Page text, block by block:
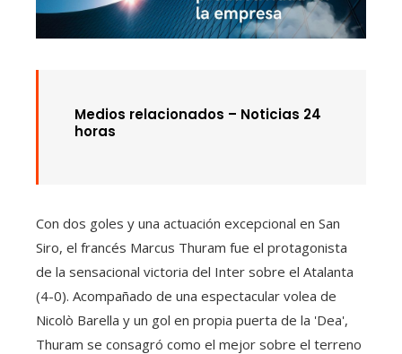
Medios relacionados – Noticias 24
horas
Con dos goles y una actuación excepcional en San
Siro, el francés Marcus Thuram fue el protagonista
de la sensacional victoria del Inter sobre el Atalanta
(4-0). Acompañado de una espectacular volea de
Nicolò Barella y un gol en propia puerta de la 'Dea',
Thuram se consagró como el mejor sobre el terreno